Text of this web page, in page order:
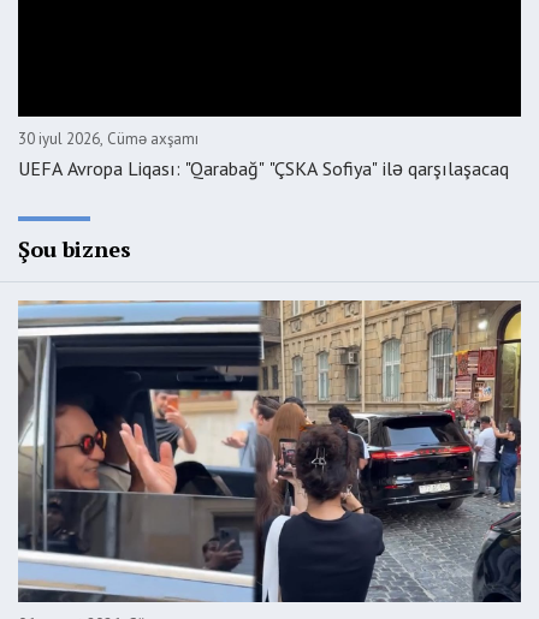
30 iyul 2026, Cümə axşamı
UEFA Avropa Liqası: "Qarabağ" "ÇSKA Sofiya" ilə qarşılaşacaq
Şou biznes